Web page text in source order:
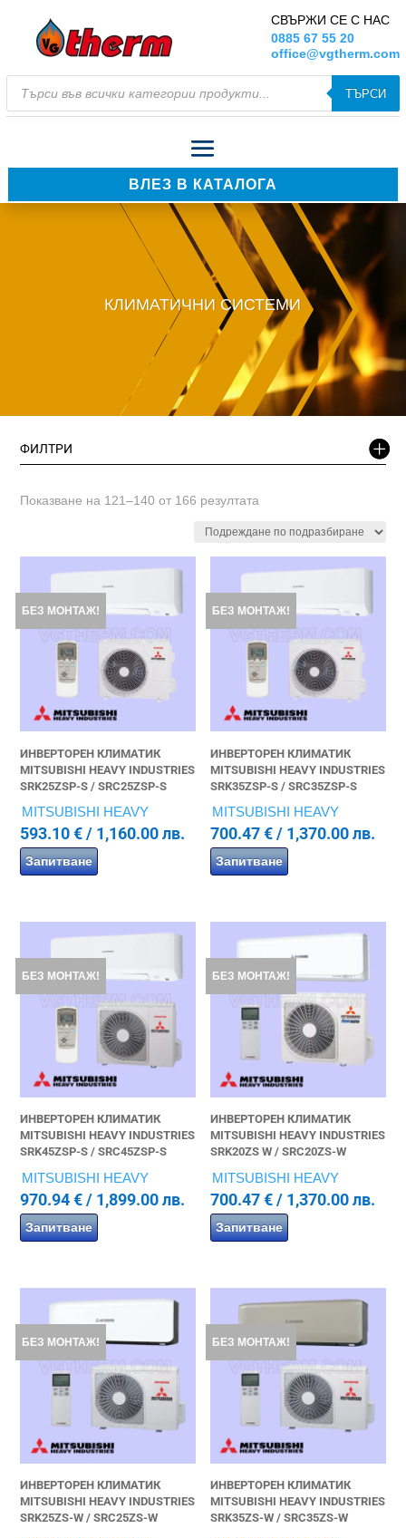
СВЪРЖИ СЕ С НАС
0885 67 55 20
office@vgtherm.com
Products
search
ТЪРСИ
ВЛЕЗ В КАТАЛОГА
КЛИМАТИЧНИ СИСТЕМИ
ФИЛТРИ
Показване на 121–140 от 166 резултата
БЕЗ МОНТАЖ!
ИНВЕРТОРЕН КЛИМАТИК
MITSUBISHI HEAVY INDUSTRIES
SRK25ZSP-S / SRC25ZSP-S
MITSUBISHI HEAVY
593.10€ / 1,160.00 лв.
Запитване
БЕЗ МОНТАЖ!
ИНВЕРТОРЕН КЛИМАТИК
MITSUBISHI HEAVY INDUSTRIES
SRK35ZSP-S / SRC35ZSP-S
MITSUBISHI HEAVY
700.47€/ 1,370.00 лв.
Запитване
БЕЗ МОНТАЖ!
ИНВЕРТОРЕН КЛИМАТИК
MITSUBISHI HEAVY INDUSTRIES
SRK45ZSP-S / SRC45ZSP-S
MITSUBISHI HEAVY
970.94€ / 1,899.00 лв.
Запитване
БЕЗ МОНТАЖ!
ИНВЕРТОРЕН КЛИМАТИК
MITSUBISHI HEAVY INDUSTRIES
SRK20ZS W / SRC20ZS-W
MITSUBISHI HEAVY
700.47€/ 1,370.00 лв.
Запитване
БЕЗ МОНТАЖ!
ИНВЕРТОРЕН КЛИМАТИК
MITSUBISHI HEAVY INDUSTRIES
SRK25ZS-W / SRC25ZS-W
БЕЗ МОНТАЖ!
ИНВЕРТОРЕН КЛИМАТИК
MITSUBISHI HEAVY INDUSTRIES
SRK35ZS-W / SRC35ZS-W